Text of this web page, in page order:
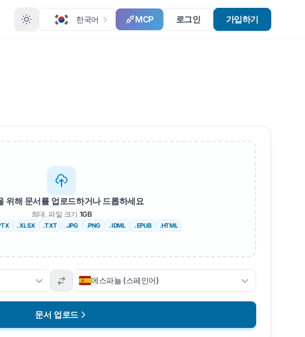
한국어 MCP 로그인 가입하기
위해 문서를 업로드하거나 드롭하세요
최대. 파일 크기 1GB
. XLSX .TXT .JPG .PNG . IDML . EPUB .HTML
에스파뇰 (스페인어)
문서 업로드